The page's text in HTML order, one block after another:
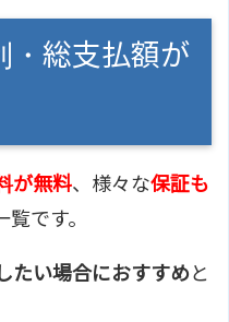
・総支払額が
が無料、様々な保証も
です。
たい場合におすすめと